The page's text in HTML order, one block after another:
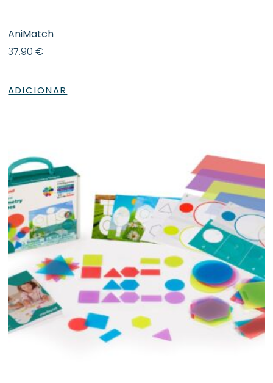
AniMatch
37.90€
ADICIONAR